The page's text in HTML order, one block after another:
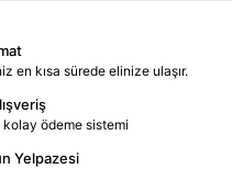
en kısa sürede elinize ulaşır.
ödeme sistemi
Yelpazesi